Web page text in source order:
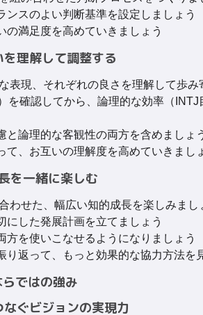
スのよい判断基準を設定しましょう
の満足度を高めていきましょう
理解して調整する
表現、それぞれの良さを理解して歩み
を確認してから、論理的な効率（INTJ
論理的な客観性の両方を含めましょ
、お互いの理解度を高めていきまし
を一緒に楽しむ
わせた、幅広い知的成長を楽しみまし
した発展計画を立てましょう
を使いこなせるようになりましょう
返って、もっと効果的な協力方法を
ではの強み
ぐビジョンの実現力